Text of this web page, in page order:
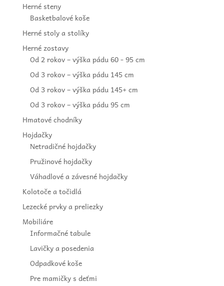
Herné steny
Basketbalové koše
Herné stoly a stolíky
Herné zostavy
Od 2 rokov – výška pádu 60 - 95 cm
Od 3 rokov – výška pádu 145 cm
Od 3 rokov – výška pádu 145+ cm
Od 3 rokov – výška pádu 95 cm
Hmatové chodníky
Hojdačky
Netradičné hojdačky
Pružinové hojdačky
Váhadlové a závesné hojdačky
Kolotoče a točidlá
Lezecké prvky a preliezky
Mobiliáre
Informačné tabule
Lavičky a posedenia
Odpadkové koše
Pre mamičky s deťmi